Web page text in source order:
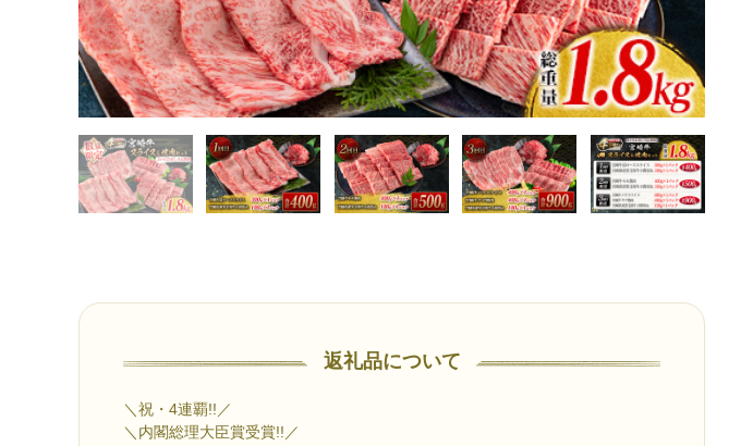
返礼品について
＼祝・4連覇!!／
＼内閣総理大臣賞受賞!!／